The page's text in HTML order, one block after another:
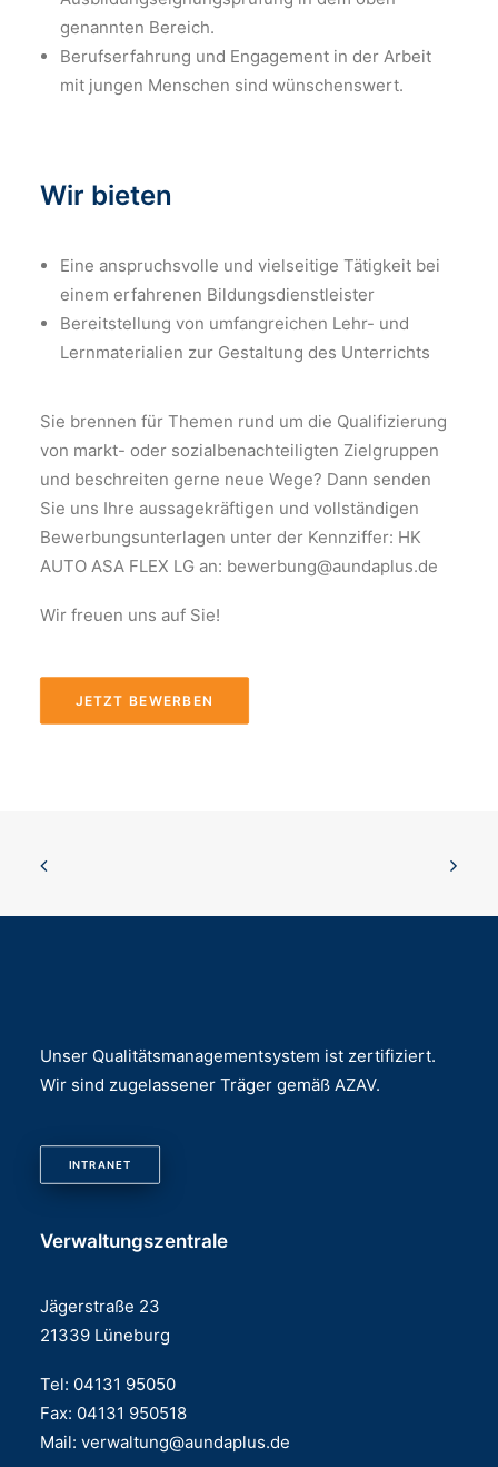
genannten Bereich.
Berufserfahrung und Engagement in der Arbeit
mit jungen Menschen sind wünschenswert.
Wir bieten
Eine anspruchsvolle und vielseitige Tätigkeit bei
einem erfahrenen Bildungsdienstleister
Bereitstellung von umfangreichen Lehr- und
Lernmaterialien zur Gestaltung des Unterrichts
Sie brennen für Themen rund um die Qualifizierung
von markt- oder sozialbenachteiligten Zielgruppen
und beschreiten gerne neue Wege? Dann senden
Sie uns Ihre aussagekräftigen und vollständigen
Bewerbungsunterlagen unter der Kennziffer: HK
AUTO ASA FLEX LG an: bewerbung@aundaplus.de
Wir freuen uns auf Sie!
JETZT BEWERBEN
Unser Qualitätsmanagementsystem ist zertifiziert.
Wir sind zugelassener Träger gemäß AZAV.
INTRANET
Verwaltungszentrale
Jägerstraße 23
21339 Lüneburg
Tel: 04131 95050
Fax: 04131 950518
Mail: verwaltung@aundaplus.de